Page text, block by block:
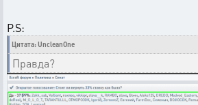
P.S:
Цитата: UncleanOne
Правда?